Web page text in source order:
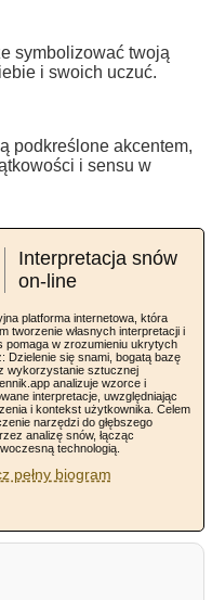
symbolizować twoją
i swoich uczuć.
podkreślone akcentem,
i sensu w
Interpretacja snów
on-line
platforma internetowa, która
tworzenie własnych interpretacji i
pomaga w zrozumieniu ukrytych
Dzielenie się snami, bogatą bazę
wykorzystanie sztucznej
analizuje wzorce i
interpretacje, uwzględniając
i kontekst użytkownika. Celem
narzędzi do głębszego
analizę snów, łącząc
technologią.
pełny biogram